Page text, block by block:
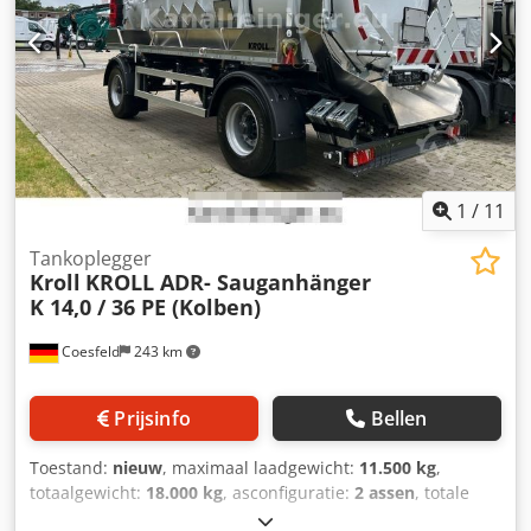
1 / 11
Coesfeld 243 km
Tankoplegger
Kroll KROLL ADR- Sauganhänger
K 14,0 / 36 PE (Kolben)
Prijsinfo Bellen
Toestand: nieuw, maximaal laadgewicht: 11.500 kg,
totaalgewicht: 18.000 kg, asconfiguratie: 2 assen, totale
, totale hoogte: